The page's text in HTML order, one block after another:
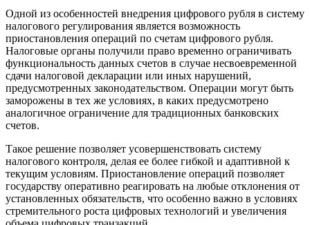
Одной из особенностей внедрения цифрового рубля в систему
налогового регулирования является возможность
приостановления операций по счетам цифрового рубля.
Налоговые органы получили право временно ограничивать
функциональность данных счетов в случае несвоевременной
сдачи налоговой декларации или иных нарушений,
предусмотренных законодательством. Операции могут быть
заморожены в тех же условиях, в каких предусмотрено
аналогичное ограничение для традиционных банковских
счетов.
Такое решение позволяет усовершенствовать систему
налогового контроля, делая ее более гибкой и адаптивной к
текущим условиям. Приостановление операций позволяет
государству оперативно реагировать на любые отклонения от
установленных обязательств, что особенно важно в условиях
стремительного роста цифровых технологий и увеличения